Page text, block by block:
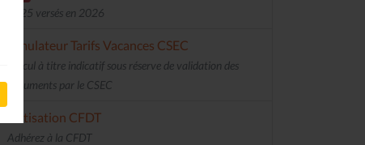
2025 versés en 2026
Simulateur Tarifs Vacances CSEC
Calcul à titre indicatif sous réserve de validation des
documents par le CSEC
Cotisation CFDT
Adhérez à la CFDT